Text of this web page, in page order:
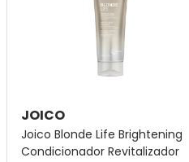
JOICO
Joico Blonde Life Brightening
Condicionador Revitalizador